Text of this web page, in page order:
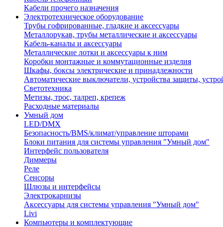
Кабели прочего назначения
Электротехническое оборудование
Трубы гофрированные, гладкие и аксессуары
Металлорукав, трубы металлические и аксессуары
Кабель-каналы и аксессуары
Металлические лотки и аксессуары к ним
Коробки монтажные и коммутационные изделия
Шкафы, боксы электрические и принадлежности
Автоматические выключатели, устройства защиты,
Светотехника
Метизы, трос, талреп, крепеж
Расходные материалы
Умный дом
LED/DMX
Безопасность/BMS/климат/управление шторами
Блоки питания для системы управления "Умный дом"
Интерфейс пользователя
Диммеры
Реле
Сенсоры
Шлюзы и интерфейсы
Электрокарнизы
Аксессуары для системы управления "Умный дом"
Livi
Компьютеры и комплектующие